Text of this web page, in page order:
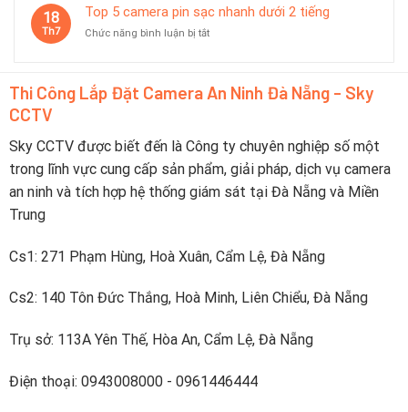
dùng
8
báo
trực
tiếp
thoại
18
Th7
Top 5 camera pin sạc nhanh dưới 2 tiếng
Chức năng bình luận bị tắtở
pin
dưới
2
tiếng
Thi Công Lắp Đặt Camera An Ninh Đà Nẵng - Sky
CCTV
Sky CCTV được biết đến là Công ty chuyên nghiệp số một
trong lĩnh vực cung cấp sản phẩm, giải pháp, dịch vụ camera
an ninh và tích hợp hệ thống giám sát tại Đà Nẵng và Miền
Trung
Cs1: 271 Phạm Hùng, Hoà Xuân, Cẩm Lệ, Đà Nẵng
Cs2: 140 Tôn Đức Thắng, Hoà Minh, Liên Chiểu, Đà Nẵng
Trụ sở: 113A Yên Thế, Hòa An, Cẩm Lệ, Đà Nẵng
Điện thoại: 0943008000 - 0961446444